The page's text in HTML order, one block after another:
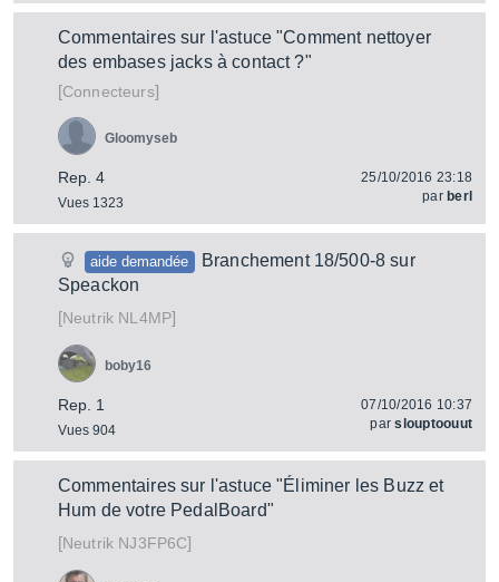
Commentaires sur l'astuce "Comment nettoyer
des embases jacks à contact ?"
[Connecteurs]
Rep. 4
Vues 1323
Gloomyseb
25/10/2016 23:18
par berl
aide demandée
Branchement 18/500-8 sur
Speackon
[Neutrik NL4MP]
Rep. 1
Vues 904
boby16
07/10/2016 10:37
parslouptoouut
Commentaires sur l'astuce "Éliminer les Buzz et
Hum de votre PedalBoard"
[Neutrik NJ3FP6C]